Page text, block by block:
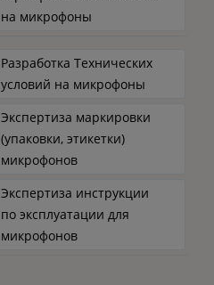
на микрофоны
Разработка Технических
условий на микрофоны
Экспертиза маркировки
(упаковки, этикетки)
микрофонов
Экспертиза инструкции
по эксплуатации для
микрофонов